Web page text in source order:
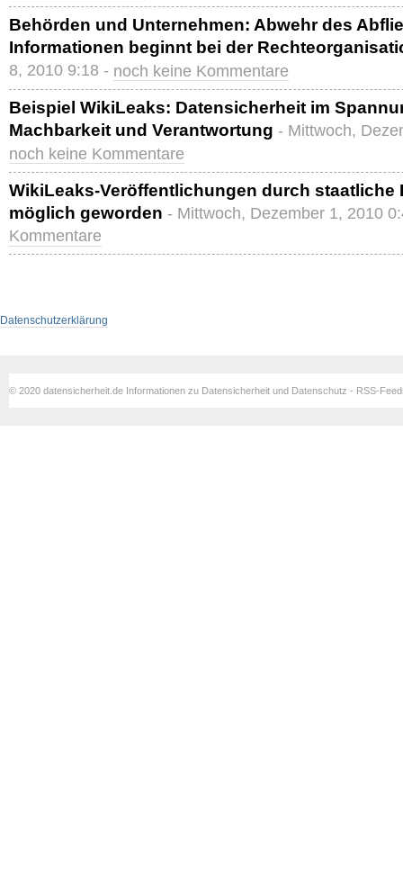
Behörden und Unternehmen: Abwehr des
Informationen beginnt bei der
8, 2010 9:18 - noch keine Kommentare
Beispiel WikiLeaks: Datensicherheit im
Machbarkeit und Verantwortung - Mittwoch,
noch keine Kommentare
WikiLeaks-Veröffentlichungen durch staatliche
möglich geworden - Mittwoch, Dezember 1, 2010
Kommentare
Datenschutzerklärung
© 2020 datensicherheit.de Informationen zu Datensicherheit und Datenschutz - RSS-